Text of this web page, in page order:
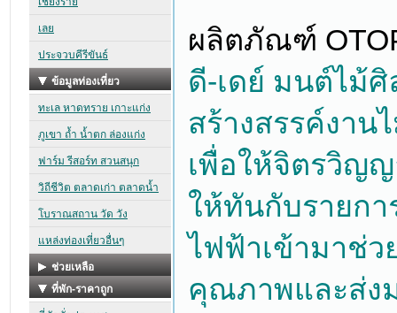
ผลิตภัณฑ์
ดี-เดย์ มนต์ไม้
สร้างสรรค์งาน
เพื่อให้จิตรวิญ
ให้ทันกับรายกา
ไฟฟ้าเข้ามาช่
คุณภาพและส่ง